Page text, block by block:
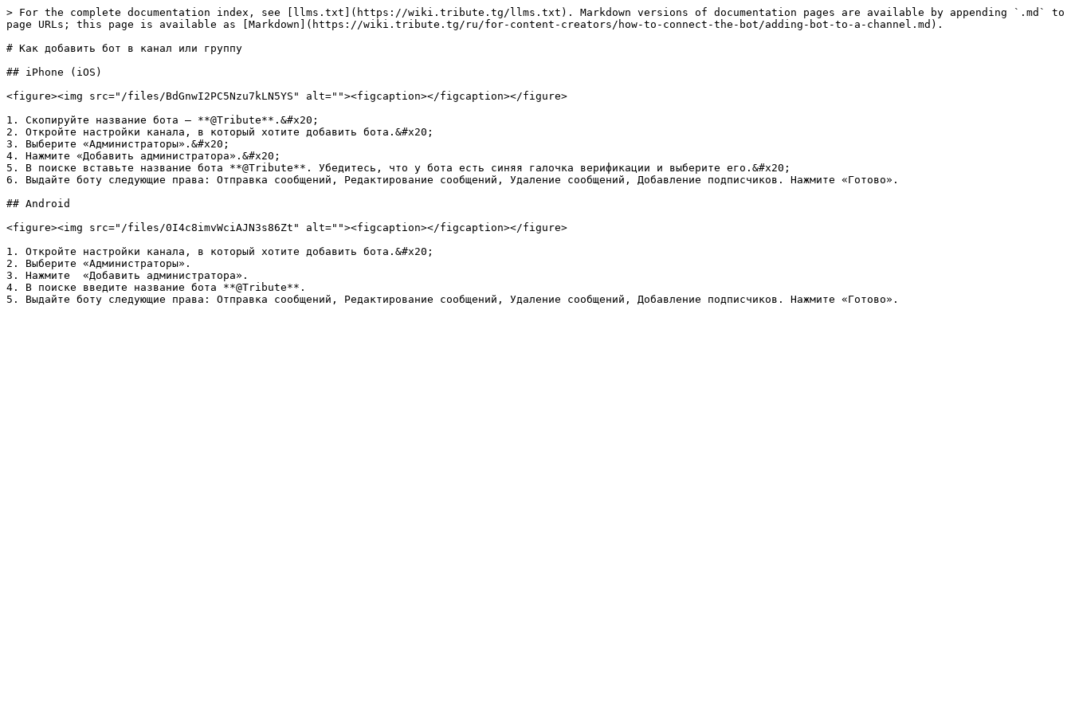
> For the complete documentation index, see [llms.txt](https://wiki.tribute.tg/llms.txt). Markdown versions of documentation pages are available by appending `.md` to
page URLs; this page is available as [Markdown](https://wiki.tribute.tg/ru/for-content-creators/how-to-connect-the-bot/adding-bot-to-a-channel.md).
# Как добавить бот в канал или группу
## iPhone (iOS)
<figure><img src="/files/BdGnwI2PC5Nzu7kLN5YS" alt=""><figcaption></figcaption></figure>
1. Скопируйте название бота — **@Tribute**.&#x20;
2. Откройте настройки канала, в который хотите добавить бота.&#x20;
3. Выберите «Администраторы».&#x20;
4. Нажмите «Добавить администратора».&#x20;
5. В поиске вставьте название бота **@Tribute**. Убедитесь, что у бота есть синяя галочка верификации и выберите его.&#x20;
6. Выдайте боту следующие права: Отправка сообщений, Редактирование сообщений, Удаление сообщений, Добавление подписчиков. Нажмите «Готово».
## Android
<figure><img src="/files/0I4c8imvWciAJN3s86Zt" alt=""><figcaption></figcaption></figure>
1. Откройте настройки канала, в который хотите добавить бота.&#x20;
2. Выберите «Администраторы».
3. Нажмите  «Добавить администратора».
4. В поиске введите название бота **@Tribute**.